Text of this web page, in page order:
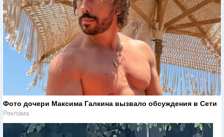
Фото дочери Максима Галкина вызвало обсуждения в Сети
Реклама